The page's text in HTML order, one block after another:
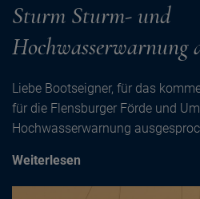
Sturm Sturm- und
Hochwasserwarnung
Liebe Bootseigner, für das
für die Flensburger Förde und
Hochwasserwarnung
Weiterlesen